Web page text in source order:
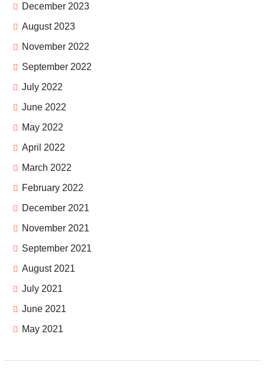
December 2023
August 2023
November 2022
September 2022
July 2022
June 2022
May 2022
April 2022
March 2022
February 2022
December 2021
November 2021
September 2021
August 2021
July 2021
June 2021
May 2021